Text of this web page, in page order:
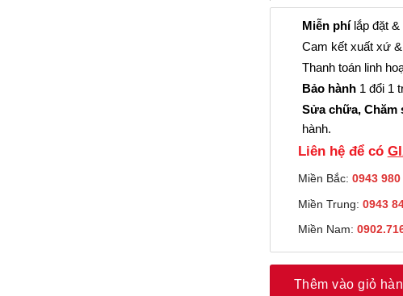
Miễn phílắp đặt &
Cam kết xuất xứ
Thanh toán linh
Bảo hành 1 đổi 1
Sửa chữa, Chăm
hành.
Liên hệ để có
Miền Bắc: 0943 980
Miền Trung: 0943
Miền Nam:
Thêm vào giỏ